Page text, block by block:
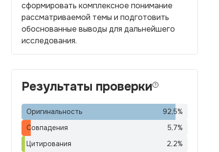
сформировать комплексное понимание
рассматриваемой темы и подготовить
обоснованные выводы для дальнейшего
исследования.
Результаты проверки
Оригинальность 92,5%
Совпадения
5,7%
Цитирования
2,2%